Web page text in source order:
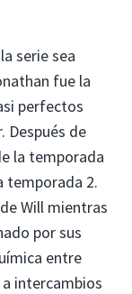
serie sea
fue la
perfectos
Después de
la temporada
temporada 2.
Will mientras
por sus
entre
intercambios